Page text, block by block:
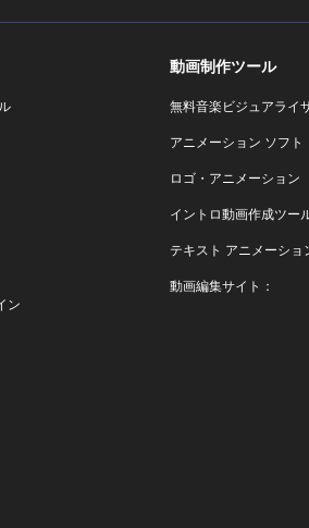
ン
動画制作ツール
無料音楽ビジュアライ
アニメーション ソフト
ロゴ・アニメーション
イントロ動画作成ツー
テキスト アニメーショ
動画編集サイト：